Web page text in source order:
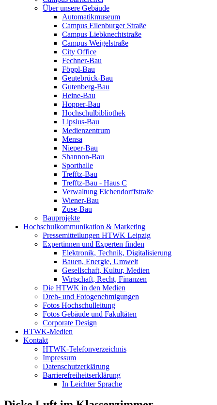
Über unsere Gebäude
Automatikmuseum
Campus Eilenburger Straße
Campus Liebknechtstraße
Campus Weigelstraße
City Office
Fechner-Bau
Föppl-Bau
Geutebrück-Bau
Gutenberg-Bau
Heine-Bau
Hopper-Bau
Hochschulbibliothek
Lipsius-Bau
Medienzentrum
Mensa
Nieper-Bau
Shannon-Bau
Sporthalle
Trefftz-Bau
Trefftz-Bau - Haus C
Verwaltung Eichendorffstraße
Wiener-Bau
Zuse-Bau
Bauprojekte
Hochschulkommunikation & Marketing
Pressemitteilungen HTWK Leipzig
Expertinnen und Experten finden
Elektronik, Technik, Digitalisierung
Bauen, Energie, Umwelt
Gesellschaft, Kultur, Medien
Wirtschaft, Recht, Finanzen
Die HTWK in den Medien
Dreh- und Fotogenehmigungen
Fotos Hochschulleitung
Fotos Gebäude und Fakultäten
Corporate Design
HTWK-Medien
Kontakt
HTWK-Telefonverzeichnis
Impressum
Datenschutzerklärung
Barrierefreiheitserklärung
In Leichter Sprache